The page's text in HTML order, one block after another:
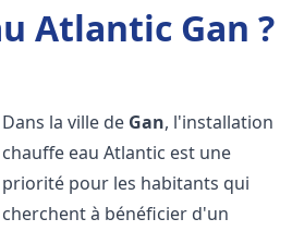
Atlantic Gan ?
Dans la ville de Gan, l'installation
chauffe eau Atlantic est une
priorité pour les habitants qui
cherchent à bénéficier d'un